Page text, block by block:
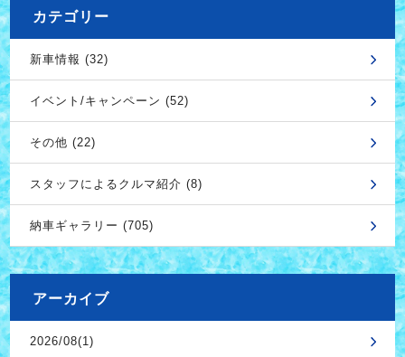
カテゴリー
新車情報 (32)
イベント/キャンペーン (52)
その他 (22)
スタッフによるクルマ紹介 (8)
納車ギャラリー (705)
アーカイブ
2026/08(1)